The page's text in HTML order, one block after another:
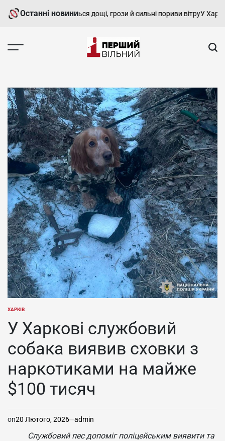
до
Останні новини
9 серпня очікуються дощі, грози й сильні пориви вітру У Харкові
-
харківський,
новини
Харкова
та
області
ОПУБЛІКУВАТИ
ХАРКІВ
У Харкові службовий
собака виявив сховки з
наркотиками на майже
$100 тисяч
on20 Лютого, 2026 admin
Службовий пес допоміг поліцейським виявити та